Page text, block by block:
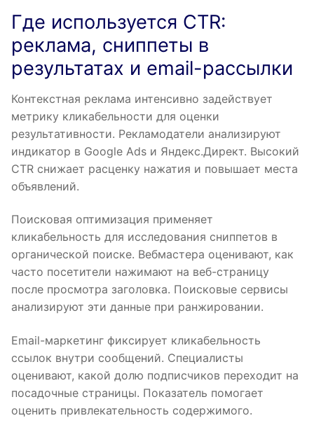
Где используется CTR:
реклама, сниппеты в
результатах и email-рассылки
Контекстная реклама интенсивно задействует
метрику кликабельности для оценки
результативности. Рекламодатели анализируют
индикатор в Google Ads и Яндекс.Директ. Высокий
CTR снижает расценку нажатия и повышает места
объявлений.
Поисковая оптимизация применяет
кликабельность для исследования сниппетов в
органической поиске. Вебмастера оценивают, как
часто посетители нажимают на веб-страницу
после просмотра заголовка. Поисковые сервисы
анализируют эти данные при ранжировании.
Email-маркетинг фиксирует кликабельность
ссылок внутри сообщений. Специалисты
оценивают, какой долю подписчиков переходит на
посадочные страницы. Показатель помогает
оценить привлекательность содержимого.